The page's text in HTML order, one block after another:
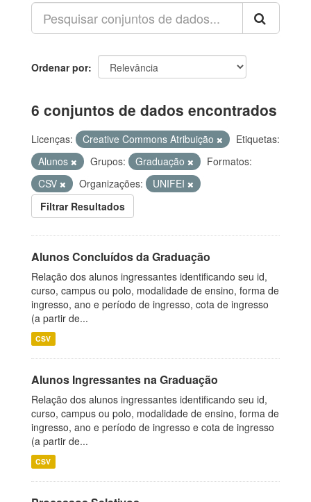
Ordenar por
6 conjuntos de dados encontrados
Licenças: Creative Commons Atribuição
Etiquetas:
Alunos
Grupos: Graduação
Formatos:
CSV
Organizações:
UNIFEI
Filtrar Resultados
Alunos Concluídos da Graduação
Relação dos alunos ingressantes identificando seu id,
curso, campus ou polo, modalidade de ensino, forma de
ingresso, ano e período de ingresso, cota de ingresso
(a partir de...
CSV
Alunos Ingressantes na Graduação
Relação dos alunos ingressantes identificando seu id,
curso, campus ou polo, modalidade de ensino, forma de
ingresso, ano e período de ingresso e cota de ingresso
(a partir de...
CSV